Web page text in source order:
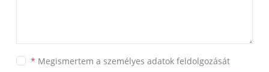
* Megismertem a személyes adatok feldolgozását